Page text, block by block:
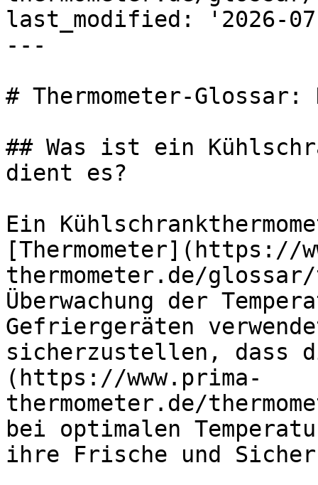
last_modified: '2026-
---
# Thermometer-Glossar:
## Was ist ein
dient es?
Ein
[Thermometer](https://
thermometer.de/
Überwachung der
Gefriergeräten
sicherzustellen, dass
(https://www.prima-
thermometer.de/
bei optimalen
ihre Frische und